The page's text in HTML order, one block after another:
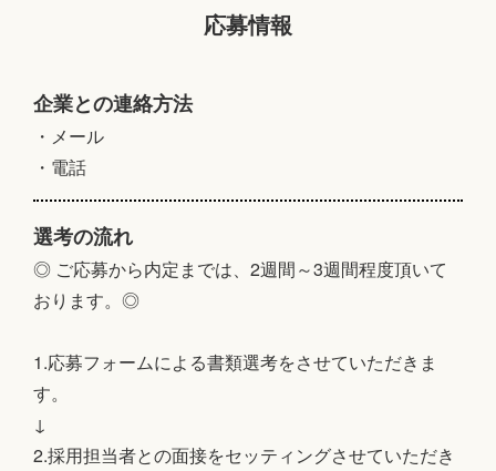
応募情報
企業との連絡方法
・メール
・電話
選考の流れ
◎ ご応募から内定までは、2週間～3週間程度頂いて
おります。◎
1.応募フォームによる書類選考をさせていただきま
す。
↓
2.採用担当者との面接をセッティングさせていただき